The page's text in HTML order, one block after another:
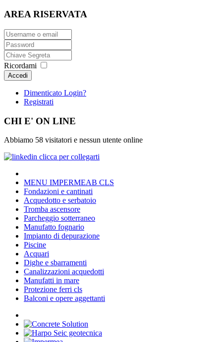
AREA RISERVATA
Ricordami
Accedi
Dimenticato Login?
Registrati
CHI E' ON LINE
Abbiamo 58 visitatori e nessun utente online
MENU IMPERMEAB CLS
Fondazioni e cantinati
Acquedotto e serbatoio
Tromba ascensore
Parcheggio sotterraneo
Manufatto fognario
Impianto di depurazione
Piscine
Acquari
Dighe e sbarramenti
Canalizzazioni acquedotti
Manufatti in mare
Protezione ferri cls
Balconi e opere aggettanti